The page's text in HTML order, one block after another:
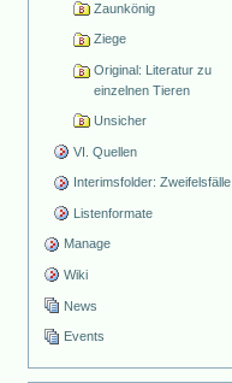
Zaunkönig
Ziege
Original: Literatur zu
einzelnen Tieren
Unsicher
VI. Quellen
Interimsfolder: Zweifelsfälle
Listenformate
Manage
Wiki
News
Events